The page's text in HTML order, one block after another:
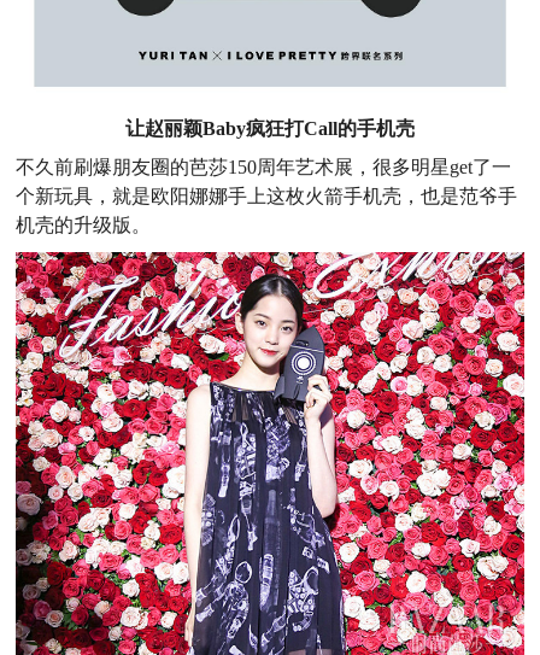
让赵丽颖Baby疯狂打Call的手机壳
不久前刷爆朋友圈的芭莎150周年艺术展，很多明星get了一
个新玩具，就是欧阳娜娜手上这枚火箭手机壳，也是范爷手
机壳的升级版。